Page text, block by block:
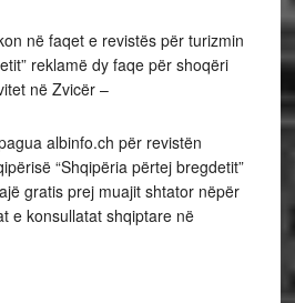
në faqet e revistës për turizmin
reklamë dy faqe për shoqëri
në Zvicër –
albinfo.ch për revistën
“Shqipëria përtej bregdetit”
gratis prej muajit shtator nëpër
e konsullatat shqiptare në